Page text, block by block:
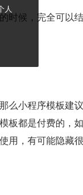
时候，完全可以
么小程序模板建
板都是付费的，
用，有可能隐藏
人